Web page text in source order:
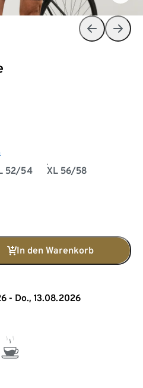
52/54 XL 56/58
In den Warenkorb
- Do., 13.08.2026